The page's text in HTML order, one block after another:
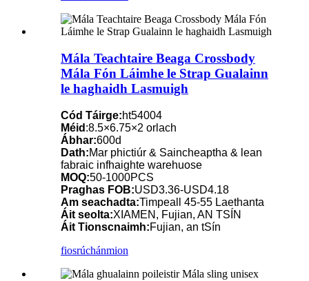
Mála Teachtaire Beaga Crossbody
Mála Fón Láimhe le Strap Gualainn
le haghaidh Lasmuigh
Cód Táirge:ht54004
Méid :8.5×6.75×2 orlach
Ábhar:600d
Dath:Mar phictiúr & Saincheaptha & lean
fabraic infhaighte warehuose
MOQ:50-1000PCS
Praghas FOB:USD3.36-USD4.18
Am seachadta:Timpeall 45-55 Laethanta
Áit seolta:XIAMEN, Fujian, AN TSÍN
Áit Tionscnaimh:Fujian, an tSín
fiosrúchánmion